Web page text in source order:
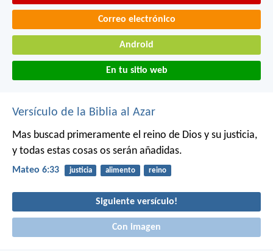
Correo electrónico
Android
En tu sitio web
Versículo de la Biblia al Azar
Mas buscad primeramente el reino de Dios y su justicia,
y todas estas cosas os serán añadidas.
Mateo 6:33 justicia alimento reino
Siguiente versículo!
Con imagen